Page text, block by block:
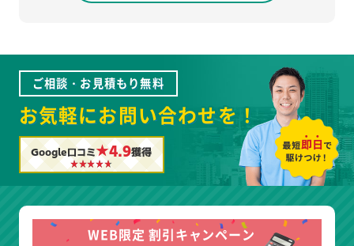
ご相談・お見積もり無料
お気軽にお問い合わせを！
Google口コミ★4.9獲得
WEB限定 割引キャンペーン